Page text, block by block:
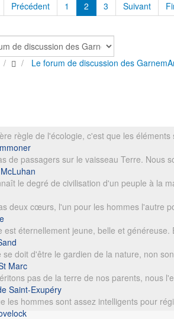
Précédent 1 2 3 Suivant
Le forum de discussion des
règle de l'écologie, c'est que les
de passagers sur le vaisseau Terre. Nous
le degré de civilisation d'un peuple à la
deux cœurs, l'un pour les hommes l'autre
est éternellement jeune, belle et
se doit d'être le gardien de la nature, non
Marc
pas de la terre de nos parents, nous
Saint-Exupéry
les hommes sont assez intelligents pour